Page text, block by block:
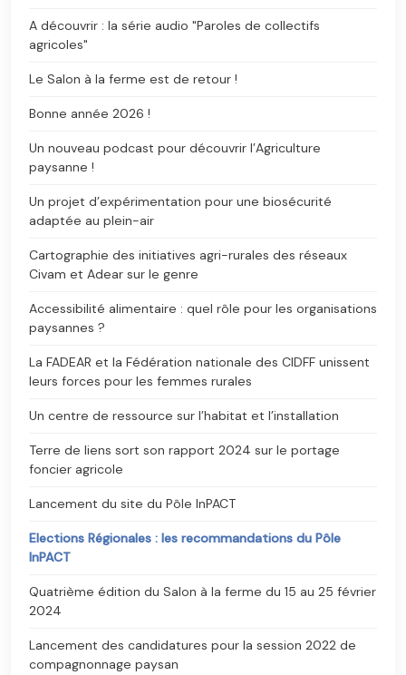
A découvrir : la série audio "Paroles de collectifs
agricoles"
Le Salon à la ferme est de retour !
Bonne année 2026 !
Un nouveau podcast pour découvrir l’Agriculture
paysanne !
Un projet d’expérimentation pour une biosécurité
adaptée au plein-air
Cartographie des initiatives agri-rurales des réseaux
Civam et Adear sur le genre
Accessibilité alimentaire : quel rôle pour les organisations
paysannes ?
La FADEAR et la Fédération nationale des CIDFF unissent
leurs forces pour les femmes rurales
Un centre de ressource sur l’habitat et l’installation
Terre de liens sort son rapport 2024 sur le portage
foncier agricole
Lancement du site du Pôle InPACT
Elections Régionales : les recommandations du Pôle
InPACT
Quatrième édition du Salon à la ferme du 15 au 25 février
2024
Lancement des candidatures pour la session 2022 de
compagnonnage paysan